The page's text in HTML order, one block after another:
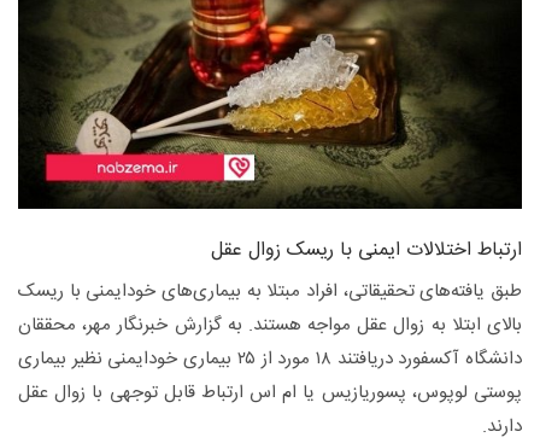
ارتباط اختلالات ایمنی با ریسک زوال عقل
طبق یافته‌های تحقیقاتی، افراد مبتلا به بیماری‌های خودایمنی با ریسک
بالای ابتلا به زوال عقل مواجه هستند. به گزارش خبرنگار مهر، محققان
دانشگاه آکسفورد دریافتند ۱۸ مورد از ۲۵ بیماری خودایمنی نظیر بیماری
پوستی لوپوس، پسوریازیس یا ام اس ارتباط قابل توجهی با زوال عقل
دارند.